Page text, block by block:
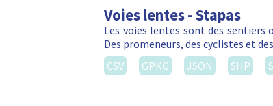
Voies lentes - Stapas
Les voies lentes sont des
Des promeneurs, des cyclistes et
CSV
GPKG JSON SHP